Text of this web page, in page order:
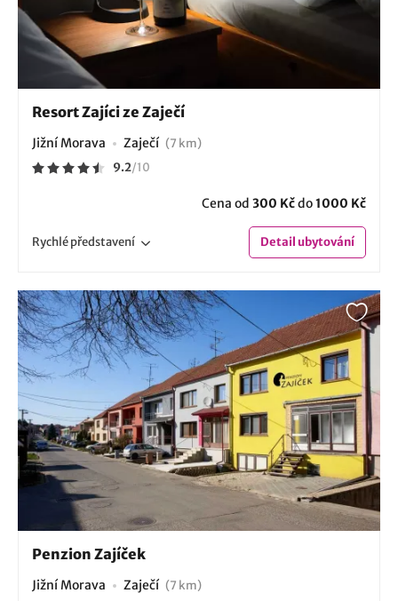
Resort Zajíci ze Zaječí
Jižní Morava Zaječí (7 km)
9.2/10
Cena od 300 Kčdo1000 Kč
Rychlépředstavení Detailubytování
Penzion Zajíček
Jižní Morava Zaječí (7 km)